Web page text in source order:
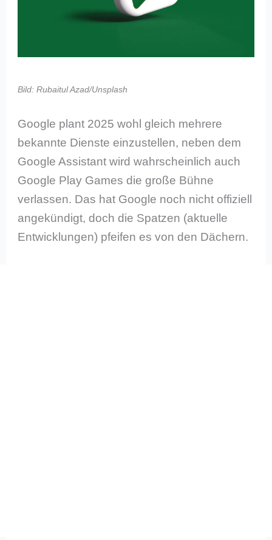
Bild: Rubaitul Azad/Unsplash
Google plant 2025 wohl gleich mehrere
bekannte Dienste einzustellen, neben dem
Google Assistant wird wahrscheinlich auch
Google Play Games die große Bühne
verlassen. Das hat Google noch nicht offiziell
angekündigt, doch die Spatzen (aktuelle
Entwicklungen) pfeifen es von den Dächern.